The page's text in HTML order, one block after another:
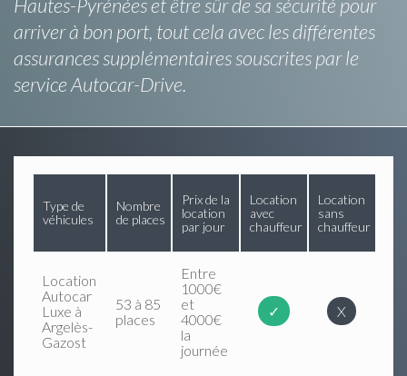
Hautes-Pyrénées et être sûr de sa sécurité pour
arriver à bon port, tout cela avec les différentes
assurances supplémentaires souscrites par le
service Autocar-Drive.
Type de
véhicules
Nombre
de places
Prix de la
location
par jour
Location
avec
chauffeur
Location
sans
chauffeur
Location
Autocar
Luxe à
Argelès-
Gazost
53 à 85
places
Entre
1000€
et
4000€
la
journée
✓ X